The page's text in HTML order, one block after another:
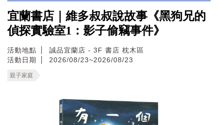
宜蘭書店｜維多叔叔說故事《黑狗兄的
偵探實驗室1：影子偷竊事件》
活動地點
誠品宜蘭店 - 3F 書店 枕木區
活動日期
2026/08/23~2026/08/23
親子家庭